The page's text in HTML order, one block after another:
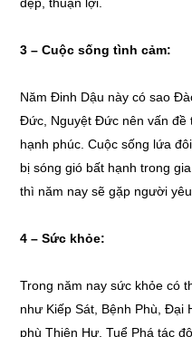
3 – Cuộc sống tình cảm:
Năm Đinh Dậu này có sao
Đức, Nguyệt Đức nên vấn đề
hạnh phúc. Cuộc sống lứa
bị sóng gió bất hạnh trong
thì năm nay sẽ gặp người
4 – Sức khỏe:
Trong năm nay sức khỏe có
như Kiếp Sát, Bệnh Phù, Đại
phù Thiên Hư, Tuể Phá tác